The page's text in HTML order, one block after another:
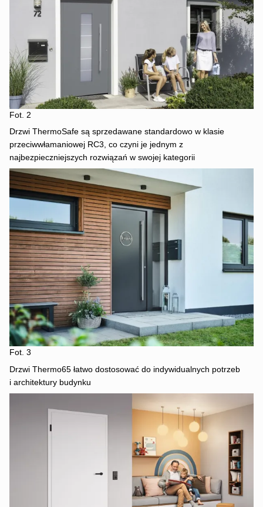
Fot. 2
Drzwi ThermoSafe są sprzedawane standardowo w klasie
przeciwwłamaniowej RC3, co czyni je jednym z
najbezpieczniejszych rozwiązań w swojej kategorii
Fot. 3
Drzwi Thermo65 łatwo dostosować do indywidualnych potrzeb
i architektury budynku